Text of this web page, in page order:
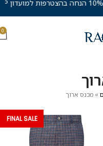
0
»מכנס ארוך
FINAL SALE
10% הנחה בהצטרפות למועדון VIP